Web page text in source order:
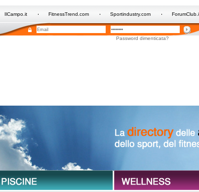
IlCampo.it FitnessTrend.com Sportindustry.com
Password dimenticata?